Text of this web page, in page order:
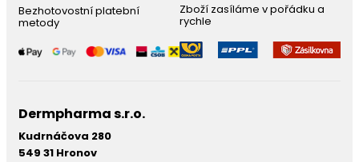
Bezhotovostní platební
metody
Zboží zasíláme v pořádku a
rychle
Dermpharma s.r.o.
Kudrnáčova 280
549 31 Hronov